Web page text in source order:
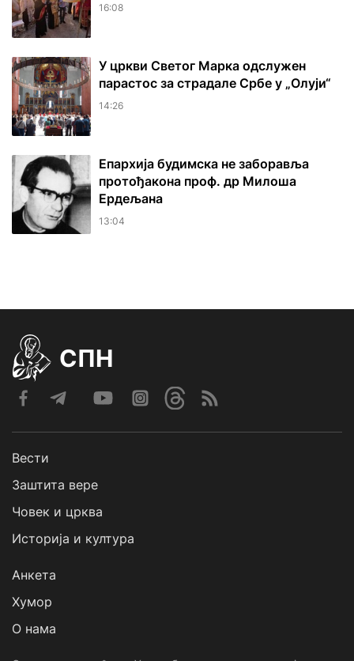
16:08
У цркви Светог Марка одслужен
парастос за страдале Србе у „Олуји“
14:26
Епархија будимска не заборавља
протођакона проф. др Милоша
Ердељана
13:04
СПН
Вести
Заштита вере
Човек и црква
Историја и култура
Анкета
Хумор
О нама